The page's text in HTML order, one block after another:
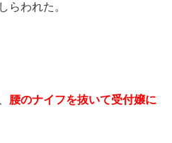
らわれた。
腰のナイフを抜いて受付嬢に